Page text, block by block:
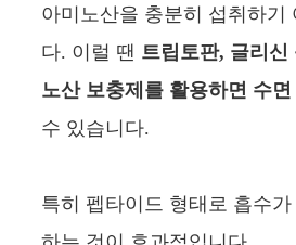
아미노산을 충분히 섭취하기
다. 이럴 땐 트립토판, 글리신
노산 보충제를 활용하면 수
수 있습니다.
특히 펩타이드 형태로 흡수